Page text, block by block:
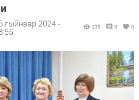
гыйнвар 2024 -
239 0 0